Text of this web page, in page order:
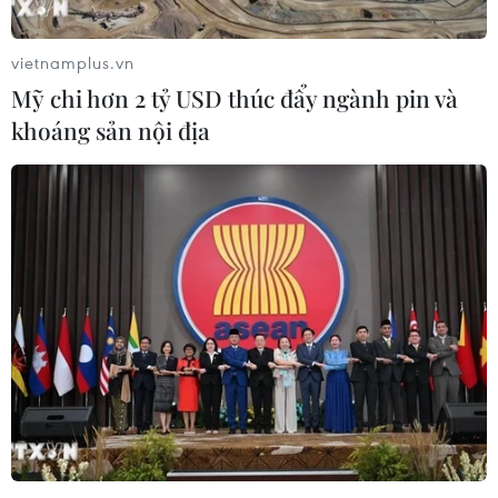
trưởng mới
08/08/2026 03:29
Hà Nội kiên quyết xử lý vi phạm tại
hồ Đồng Đò
08/08/2026 03:29
Nghệ An: OCOP đã có thương hiệu,
vì sao nông sản vẫn lo đầu ra?
08/08/2026 03:28
Quảng Trị quyết tâm bàn giao sớm
mặt bằng Dự án Nhà máy điện gió
LIG-Hướng Hóa 1
vietnamplus.vn
Mỹ chi hơn 2 tỷ USD thúc đẩy ngành pin và
khoáng sản nội địa